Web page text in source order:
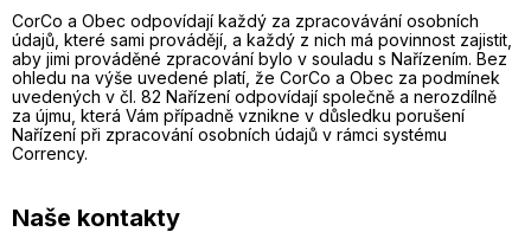
CorCo a Obec odpovídají každý za zpracovávání osobních
údajů, které sami provádějí, a každý z nich má povinnost zajistit,
aby jimi prováděné zpracování bylo v souladu s Nařízením. Bez
ohledu na výše uvedené platí, že CorCo a Obec za podmínek
uvedených v čl. 82 Nařízení odpovídají společně a nerozdílně
za újmu, která Vám případně vznikne v důsledku porušení
Nařízení při zpracování osobních údajů v rámci systému
Corrency.
Naše kontakty